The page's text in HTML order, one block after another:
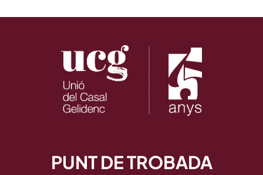
PUNT DE TROBADA